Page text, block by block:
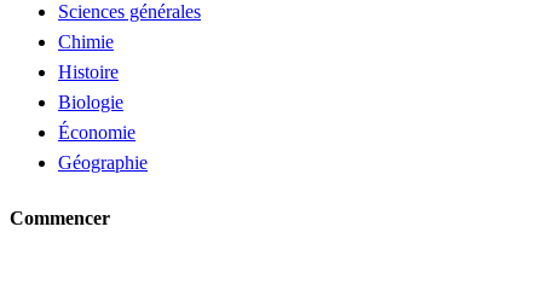
Sciences générales
Chimie
Histoire
Biologie
Économie
Géographie
Commencer